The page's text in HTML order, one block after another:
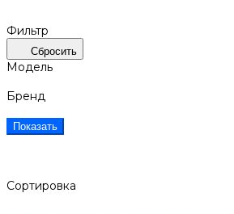
Фильтр
Сбросить
Модель
Бренд
Показать
Сортировка